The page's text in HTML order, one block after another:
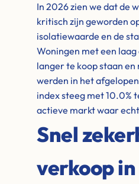
In 2026 zien we dat de
kritisch zijn geworden
isolatiewaarde en de
Woningen met een
langer te koop staan
werden in het
index steeg met 10.0%
actieve markt waar
Snel
verkoop